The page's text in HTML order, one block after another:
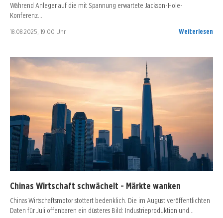
Während Anleger auf die mit Spannung erwartete Jackson-Hole-
Konferenz…
18.08.2025, 19:00 Uhr Weiterlesen
Chinas Wirtschaft schwächelt - Märkte wanken
Chinas Wirtschaftsmotor stottert bedenklich. Die im August veröffentlichten
Daten für Juli offenbaren ein düsteres Bild: Industrieproduktion und…